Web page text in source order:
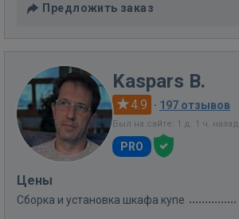
Предложить заказ
Kaspars B.
4.9 · 197 отзывов
Был на сайте: 1 д. 1 ч. назад
PRO
Цены
Сборка и установка шкафа купе